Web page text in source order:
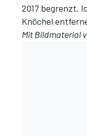
2017 begrenzt.
Knöchel
Mit Bildmaterial